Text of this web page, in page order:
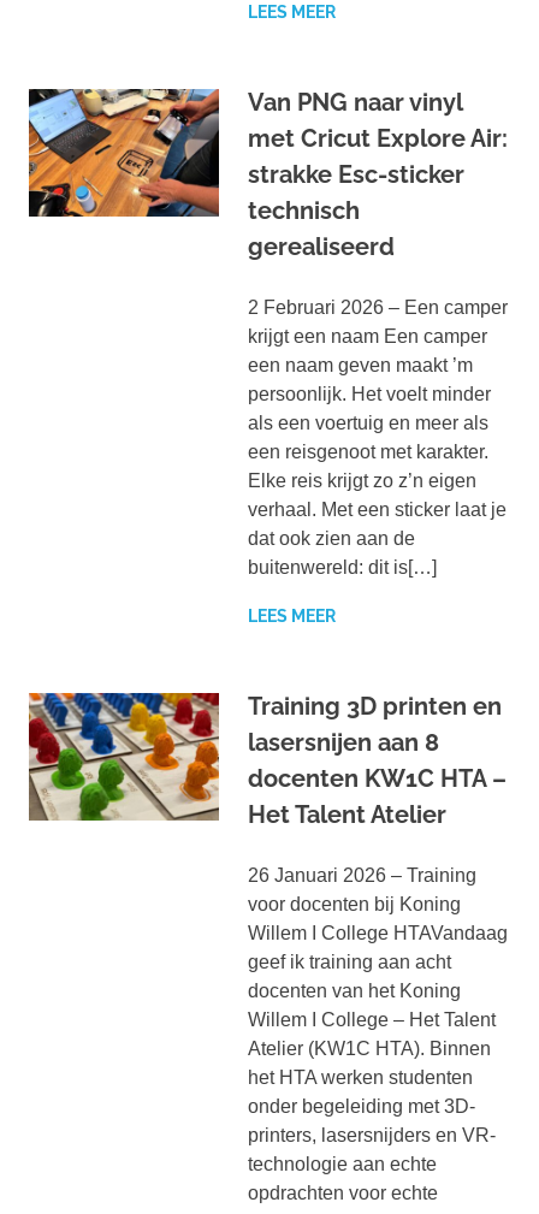
LEES MEER
Van PNG naar vinyl
met Cricut Explore Air:
strakke Esc-sticker
technisch
gerealiseerd
2 Februari 2026 – Een camper
krijgt een naam Een camper
een naam geven maakt ’m
persoonlijk. Het voelt minder
als een voertuig en meer als
een reisgenoot met karakter.
Elke reis krijgt zo z’n eigen
verhaal. Met een sticker laat je
dat ook zien aan de
buitenwereld: dit is[…]
LEES MEER
Training 3D printen en
lasersnijen aan 8
docenten KW1C HTA –
Het Talent Atelier
26 Januari 2026 – Training
voor docenten bij Koning
Willem I College HTAVandaag
geef ik training aan acht
docenten van het Koning
Willem I College – Het Talent
Atelier (KW1C HTA). Binnen
het HTA werken studenten
onder begeleiding met 3D-
printers, lasersnijders en VR-
technologie aan echte
opdrachten voor echte